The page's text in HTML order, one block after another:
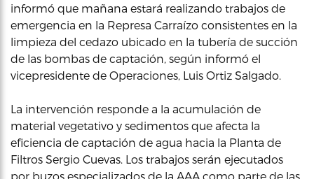
informó que mañana estará realizando trabajos de
emergencia en la Represa Carraízo consistentes en la
limpieza del cedazo ubicado en la tubería de succión
de las bombas de captación, según informó el
vicepresidente de Operaciones, Luis Ortiz Salgado.
La intervención responde a la acumulación de
material vegetativo y sedimentos que afecta la
eficiencia de captación de agua hacia la Planta de
Filtros Sergio Cuevas. Los trabajos serán ejecutados
por buzos especializados de la AAA como parte de las